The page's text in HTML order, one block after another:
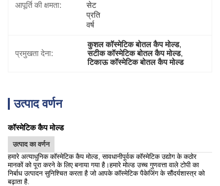
आपूर्ति की क्षमता:
सेट
प्रति
वर्ष
प्रमुखता देना:
कुशल कॉस्मेटिक बोतल कैप मोल्ड,
सटीक कॉस्मेटिक बोतल कैप मोल्ड,
टिकाऊ कॉस्मेटिक बोतल कैप मोल्ड
उत्पाद वर्णन
कॉस्मेटिक कैप मोल्ड
उत्पाद का वर्णन
हमारे अत्याधुनिक कॉस्मेटिक कैप मोल्ड, सावधानीपूर्वक कॉस्मेटिक उद्योग के कठोर
मानकों को पूरा करने के लिए बनाया गया है।हमारे मोल्ड उच्च गुणवत्ता वाले टोपी का
निर्बाध उत्पादन सुनिश्चित करता है जो आपके कॉस्मेटिक पैकेजिंग के सौंदर्यशास्त्र को
बढ़ाता है.